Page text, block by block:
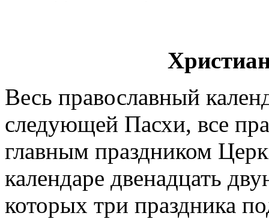
Весь православный
следующей Пасхи, все
главным праздником
календаре двенадцать
которых три праздника